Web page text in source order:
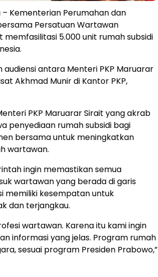
Kementerian Perumahan dan
Persatuan Wartawan
memfasilitasi 5.000 unit rumah subsidi
antara Menteri PKP Maruarar
Akhmad Munir di Kantor PKP,
PKP Maruarar Sirait yang akrab
penyediaan rumah subsidi bagi
bersama untuk meningkatkan
wartawan.
ingin memastikan semua
wartawan yang berada di garis
memiliki kesempatan untuk
dan terjangkau.
wartawan. Karena itu kami ingin
informasi yang jelas. Program rumah
sesuai program Presiden Prabowo,”